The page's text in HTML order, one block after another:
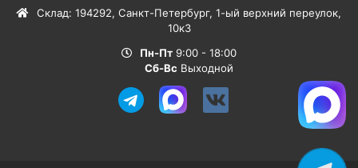
Склад: 194292, Санкт-Петербург, 1-ый верхний переулок,
10к3
Пн-Пт 9:00 - 18:00
Сб-Вс Выходной